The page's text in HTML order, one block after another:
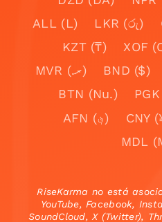
ALL (L)
LKR (රු)
KZT (₸)
XOF
MVR (.ރ)
BND ($)
BTN (Nu.)
AFN (؋)
CNY
MDL
RiseKarma no está
YouTube, Facebook,
SoundCloud, X (Twitter),